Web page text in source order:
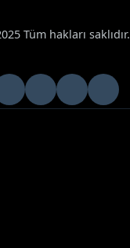
Tüm hakları saklıdır.